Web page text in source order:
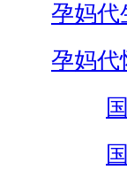
孕妈代
孕妈代